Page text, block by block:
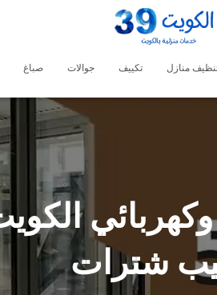
منازل تكييف جوالات صباغ
شترات